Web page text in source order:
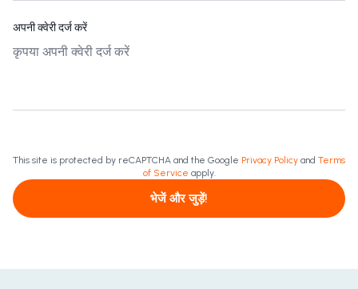
अपनी क्वेरी दर्ज करें
This site is protected by reCAPTCHA and the Google Privacy Policy and Terms
of Service apply.
भेजें और जुड़ें!